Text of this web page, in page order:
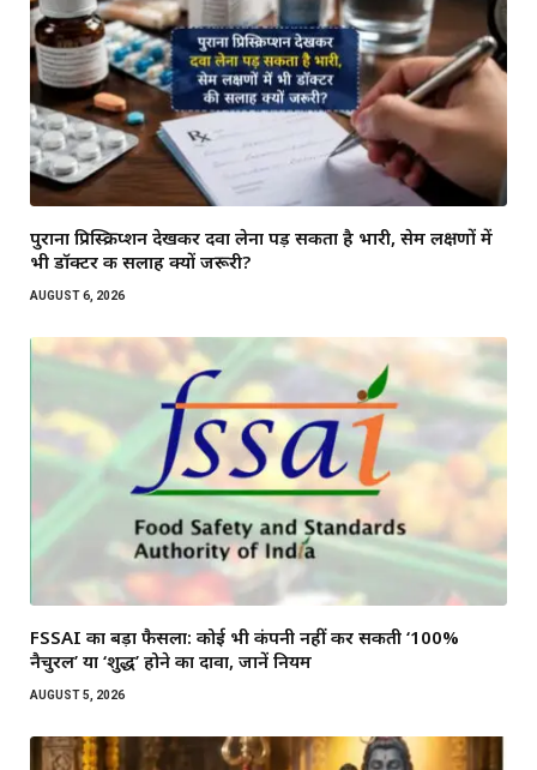
पुराना प्रिस्क्रिप्शन देखकर दवा लेना पड़ सकता है भारी, सेम लक्षणों में
भी डॉक्टर की सलाह क्यों जरूरी?
AUGUST 6, 2026
FSSAI का बड़ा फैसला: कोई भी कंपनी नहीं कर सकती ‘100%
नैचुरल’ या ‘शुद्ध’ होने का दावा, जानें नियम
AUGUST 5, 2026